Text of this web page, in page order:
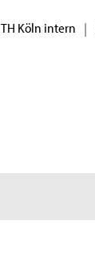
TH Köln intern |